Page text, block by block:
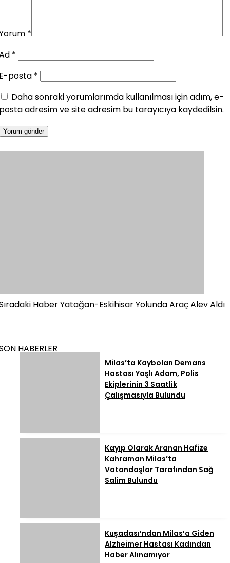
*
*
posta *
Daha sonraki yorumlarımda kullanılması için adım, e-
adresim ve site adresim bu tarayıcıya kaydedilsin.
HaberYatağan-Eskihisar Yolunda Araç Alev Aldı
HABERLER
Milas’ta Kaybolan Demans
Hastası Yaşlı Adam, Polis
Ekiplerinin 3 Saatlik
Çalışmasıyla Bulundu
Kayıp Olarak Aranan Hafize
Kahraman Milas’ta
Vatandaşlar Tarafından Sağ
Salim Bulundu
Kuşadası’ndan Milas’a Giden
Alzheimer Hastası Kadından
Haber Alınamıyor